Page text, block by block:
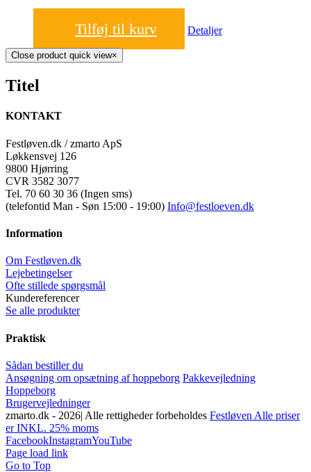
Tilføj til kurv Detaljer
Close product quick view×
Titel
KONTAKT
Festløven.dk / zmarto ApS
Løkkensvej 126
9800 Hjørring
CVR 3582 3077
Tel. 70 60 30 36 (Ingen sms)
(telefontid Man - Søn 15:00 - 19:00) Info@festloeven.dk
Information
Om Festløven.dk
Lejebetingelser
Ofte stillede spørgsmål
Kundereferencer
Se alle produkter
Praktisk
Sådan bestiller du
Ansøgning om opsætning af hoppeborg Pakkevejledning
Hoppeborg
Brugervejledninger
zmarto.dk - 2026| Alle rettigheder forbeholdes Festløven Alle priser
er INKL. 25% moms
FacebookInstagramYouTube
Page load link
Go to Top